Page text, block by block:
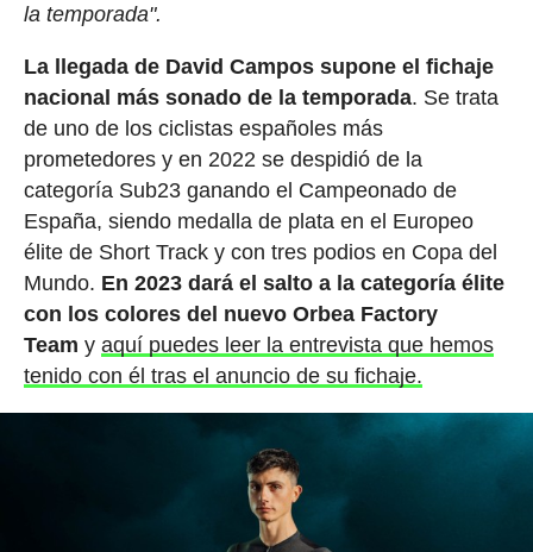
la temporada".
La llegada de David Campos supone el fichaje
nacional más sonado de la temporada. Se trata
de uno de los ciclistas españoles más
prometedores y en 2022 se despidió de la
categoría Sub23 ganando el Campeonado de
España, siendo medalla de plata en el Europeo
élite de Short Track y con tres podios en Copa del
Mundo. En 2023 dará el salto a la categoría élite
con los colores del nuevo Orbea Factory
Team y aquí puedes leer la entrevista que hemos
tenido con él tras el anuncio de su fichaje.